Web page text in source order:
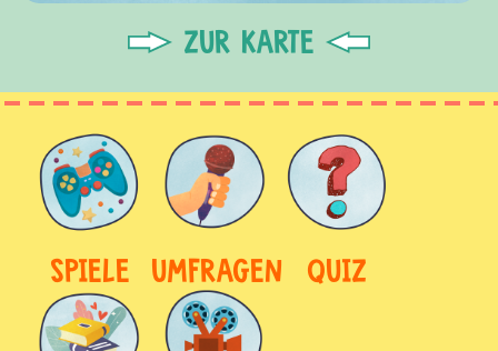
ZUR KARTE
SPIELE UMFRAGEN QUIZ